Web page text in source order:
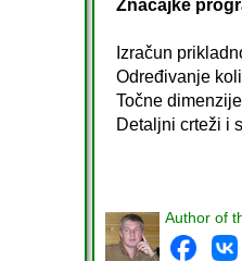
Značajke
Izračun
Određivanje
Točne
Detaljni crteži i
Author of